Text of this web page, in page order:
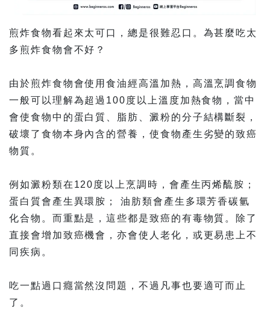
煎炸食物看起來太可口，總是很難忍口。為甚麼吃太
多煎炸食物會不好？
由於煎炸食物會使用食油經高溫加熱，高溫烹調食物
一般可以理解為超過100度以上溫度加熱食物，當中
會使食物中的蛋白質、脂肪、澱粉的分子結構斷裂，
破壞了食物本身內含的營養，使食物產生劣變的致癌
物質。
例如澱粉類在120度以上烹調時，會產生丙烯酼胺；
蛋白質會產生異環胺； 油肪類會產生多環芳香碳氫
化合物。而重點是，這些都是致癌的有毒物質。除了
直接會增加致癌機會，亦會使人老化，或更易患上不
同疾病。
吃一點過口癮當然沒問題，不過凡事也要適可而止
了。